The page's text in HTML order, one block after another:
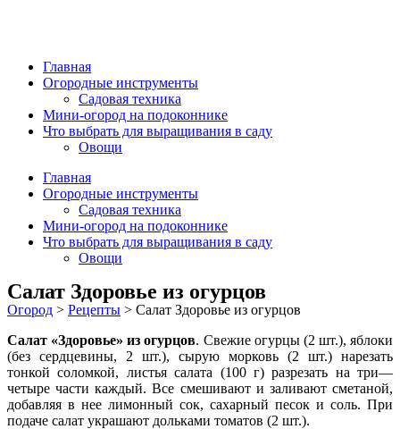
Главная
Огородные инструменты
Садовая техника
Мини-огород на подоконнике
Что выбрать для выращивания в саду
Овощи
Главная
Огородные инструменты
Садовая техника
Мини-огород на подоконнике
Что выбрать для выращивания в саду
Овощи
Салат Здоровье из огурцов
Огород > Рецепты > Салат Здоровье из огурцов
Салат «Здоровье» из огурцов. Свежие огурцы (2 шт.), яблоки
(без сердце­вины, 2 шт.), сырую морковь (2 шт.) нарезать
тонкой соломкой, листья салата (100 г) разрезать на три—
четыре части каждый. Все смешивают и заливают сметаной,
добавляя в нее лимонный сок, са­харный песок и соль. При
подаче салат украшают дольками тома­тов (2 шт.).